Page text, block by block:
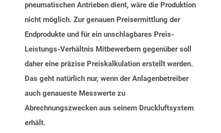
SKI WebApp NG
pneumatischen Antrieben dient, wäre die Produktion
nicht möglich. Zur genauen Preisermittlung der
Endprodukte und für ein unschlagbares Preis-
Leistungs-Verhältnis Mitbewerbern gegenüber soll
daher eine präzise Preiskalkulation erstellt werden.
Das geht natürlich nur, wenn der Anlagenbetreiber
auch genaueste Messwerte zu
Abrechnungszwecken aus seinem Druckluftsystem
erhält.